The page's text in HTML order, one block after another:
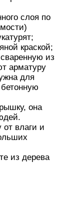
слоя по
краской;
из
арматуру
для
она
влаги и
из дерева